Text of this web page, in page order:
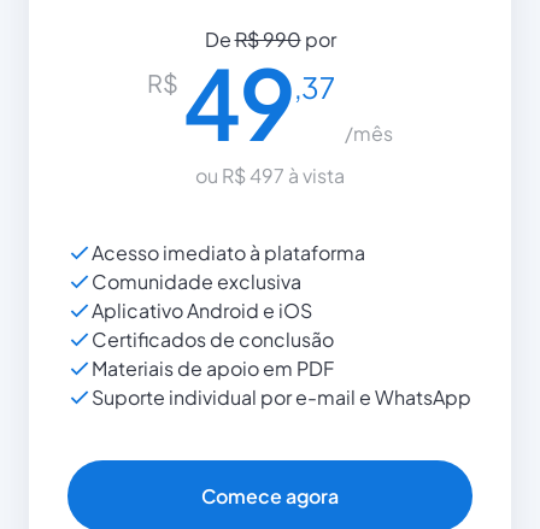
DeR$ 990por
R$ 49,37
/mês
ou R$ 497 à vista
Acesso imediato à plataforma
Comunidade exclusiva
Aplicativo Android e iOS
Certificados de conclusão
Materiais de apoio em PDF
Suporte individual por e-mail e WhatsApp
Comece agora